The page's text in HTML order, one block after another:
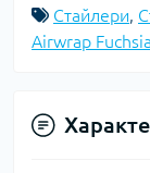
Стайлери,
Airwrap